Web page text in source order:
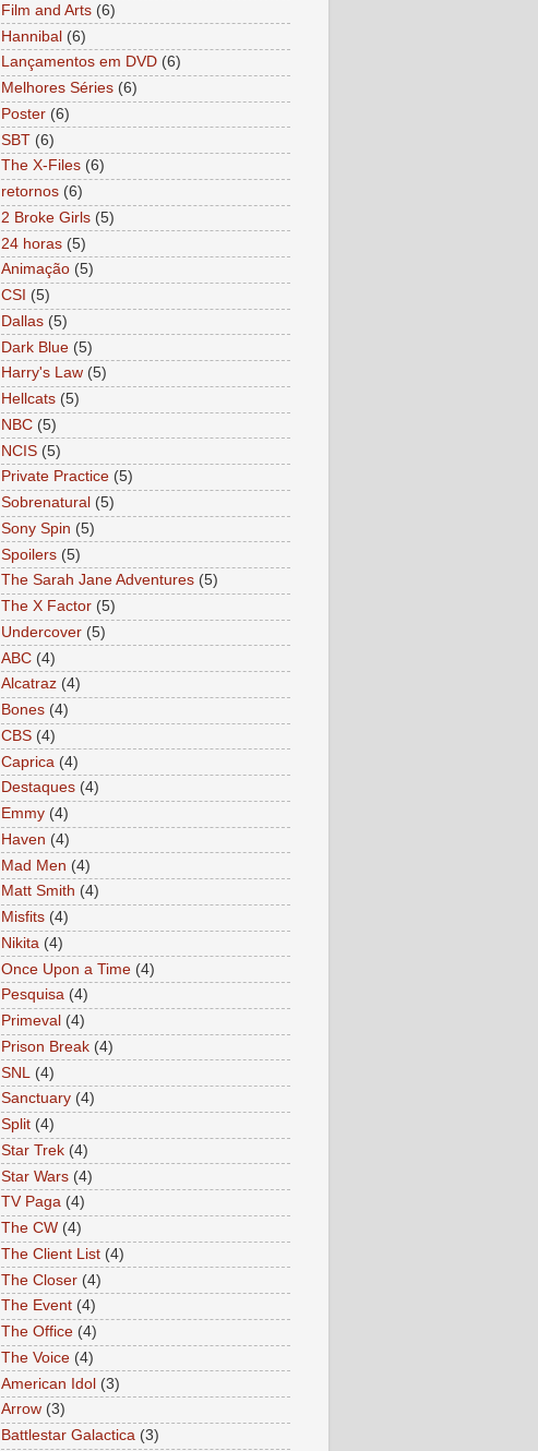
Film and Arts (6)
Hannibal (6)
Lançamentos em DVD (6)
Melhores Séries (6)
Poster (6)
SBT (6)
The X-Files (6)
retornos (6)
2 Broke Girls (5)
24 horas (5)
Animação (5)
CSI (5)
Dallas (5)
Dark Blue (5)
Harry's Law (5)
Hellcats (5)
NBC (5)
NCIS (5)
Private Practice (5)
Sobrenatural (5)
Sony Spin (5)
Spoilers (5)
The Sarah Jane Adventures (5)
The X Factor (5)
Undercover (5)
ABC (4)
Alcatraz (4)
Bones (4)
CBS (4)
Caprica (4)
Destaques (4)
Emmy (4)
Haven (4)
Mad Men (4)
Matt Smith (4)
Misfits (4)
Nikita (4)
Once Upon a Time (4)
Pesquisa (4)
Primeval (4)
Prison Break (4)
SNL
(4)
Sanctuary (4)
Split (4)
Star Trek (4)
Star Wars (4)
TV Paga (4)
The CW (4)
The Client List (4)
The Closer (4)
The Event (4)
The Office (4)
The Voice (4)
American Idol (3)
Arrow (3)
Battlestar Galactica (3)